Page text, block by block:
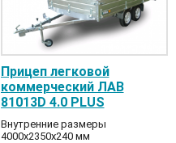
Прицеп легковой
коммерческий ЛАВ
81013D 4.0 PLUS
Внутренние размеры
4000x2350x240 мм